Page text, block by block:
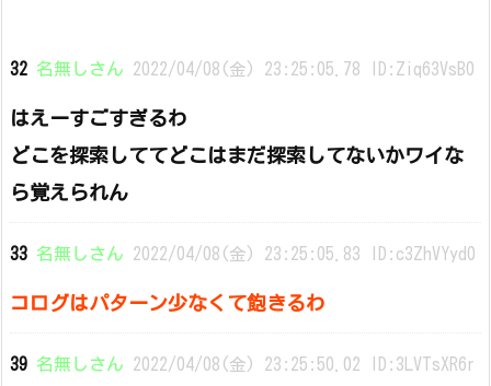
32 名無しさん 2022/04/08(金) 23:25:05.78 ID:Ziq63VsB0
はえーすごすぎるわ
どこを探索しててどこはまだ探索してないかワイな
ら覚えられん
33 名無しさん 2022/04/08(金) 23:25:05.83 ID:c3ZhVYyd0
コログはパターン少なくて飽きるわ
39 名無しさん 2022/04/08(金) 23:25:50.02 ID:3LVTsXR6r